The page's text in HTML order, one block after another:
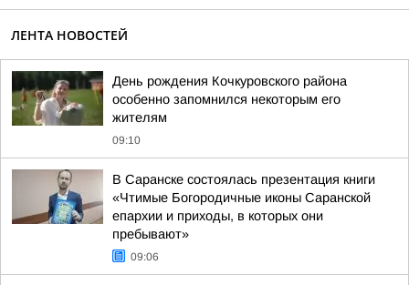
ЛЕНТА НОВОСТЕЙ
День рождения Кочкуровского района
особенно запомнился некоторым его
жителям
09:10
В Саранске состоялась презентация книги
«Чтимые Богородичные иконы Саранской
епархии и приходы, в которых они
пребывают»
09:06